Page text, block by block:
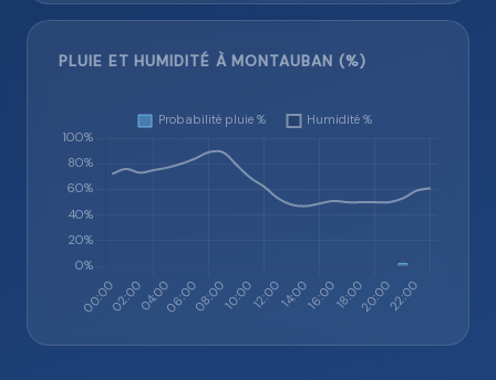
PLUIE ET HUMIDITÉ À MONTAUBAN (%)